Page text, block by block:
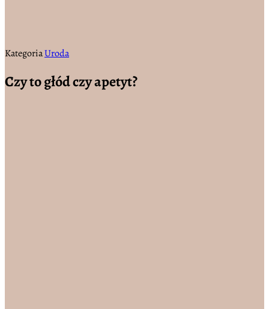
KategoriaUroda
Czy to głód czy apetyt?